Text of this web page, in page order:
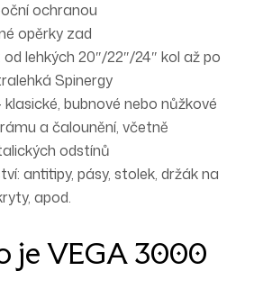
ochranou
opěrky zad
: od lehkých 20″/22″/24″ kol až po
Spinergy
klasické, bubnové nebo nůžkové
a čalounění, včetně
odstínů
antitipy, pásy, stolek, držák na
apod.
je VEGA 3000